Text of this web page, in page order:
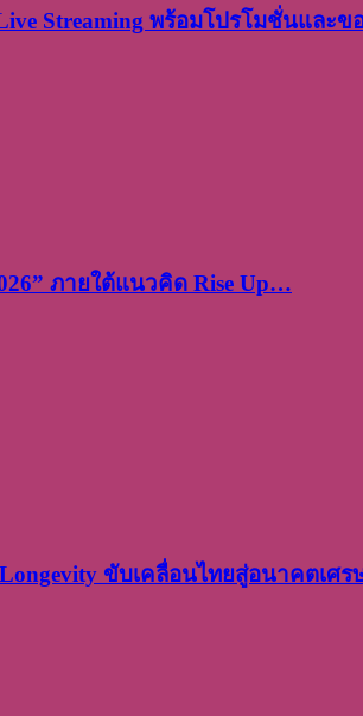
Streaming พร้อมโปรโมชั่นและข
ภายใต้แนวคิด Rise Up…
ขับเคลื่อนไทยสู่อนาคตเ